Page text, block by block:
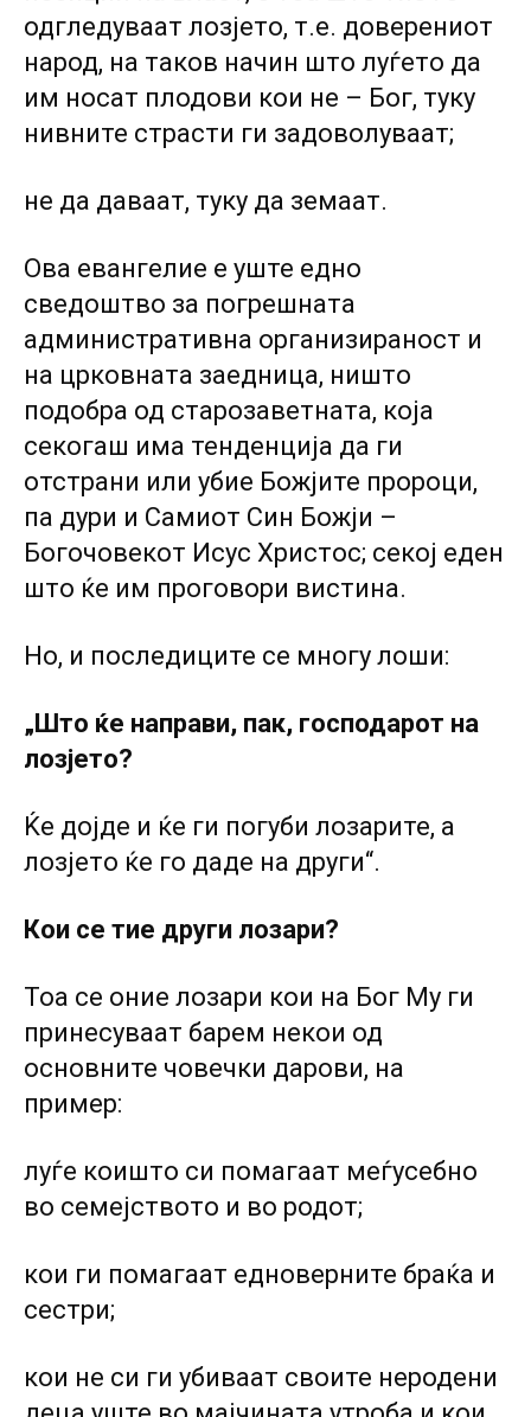
одгледуваат лозјето, т.е. доверениот
народ, на таков начин што луѓето да
им носат плодови кои не – Бог, туку
нивните страсти ги задоволуваат;
не да даваат, туку да земаат.
Ова евангелие е уште едно
сведоштво за погрешната
административна организираност и
на црковната заедница, ништо
подобра од старозаветната, која
секогаш има тенденција да ги
отстрани или убие Божјите пророци,
па дури и Самиот Син Божји –
Богочовекот Исус Христос; секој еден
што ќе им проговори вистина.
Но, и последиците се многу лоши:
„Што ќе направи, пак, господарот на
лозјето?
Ќе дојде и ќе ги погуби лозарите, а
лозјето ќе го даде на други“.
Кои се тие други лозари?
Тоа се оние лозари кои на Бог Му ги
принесуваат барем некои од
основните човечки дарови, на
пример:
луѓе коишто си помагаат меѓусебно
во семејството и во родот;
кои ги помагаат едноверните браќа и
сестри;
кои не си ги убиваат своите неродени